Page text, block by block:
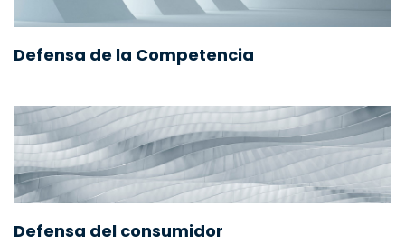
Defensa de la Competencia
Defensa del consumidor